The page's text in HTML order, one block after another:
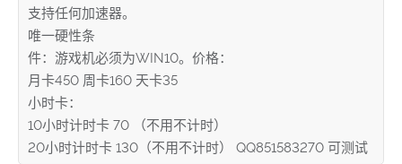
支持任何加速器。
唯一硬性条
件：游戏机必须为WIN10。价格：
月卡450 周卡160 天卡35
小时卡：
10小时计时卡 70 （不用不计时）
20小时计时卡 130（不用不计时） QQ851583270 可测试